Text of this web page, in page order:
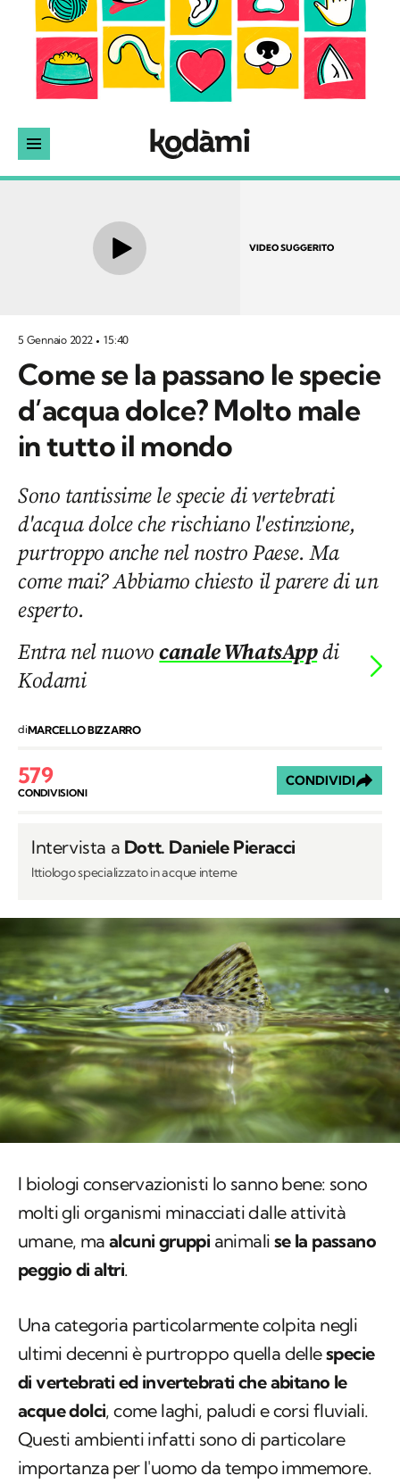
VIDEO SUGGERITO
5 Gennaio 2022 15:40
Come se la passano le specie
d’acqua dolce? Molto male
in tutto il mondo
Sono tantissime le specie di vertebrati
d'acqua dolce che rischiano l'estinzione,
purtroppo anche nel nostro Paese. Ma
come mai? Abbiamo chiesto il parere di un
esperto.
Entra nel nuovocanale WhatsAppdi
Kodami
diMARCELLO BIZZARRO
579
CONDIVISIONI
CONDIVIDI
Intervista a Dott. Daniele Pieracci
Ittiologo specializzato in acque interne
I biologi conservazionisti lo sanno bene: sono
molti gli organismi minacciati dalle attività
umane, maalcuni gruppi animali se la passano
peggio di altri.
Una categoria particolarmente colpita negli
ultimi decenni è purtroppo quella dellespecie
di vertebrati ed invertebrati che abitano le
acque dolci, come laghi, paludi e corsi fluviali.
Questi ambienti infatti sono di particolare
importanza per l'uomo da tempo immemore.